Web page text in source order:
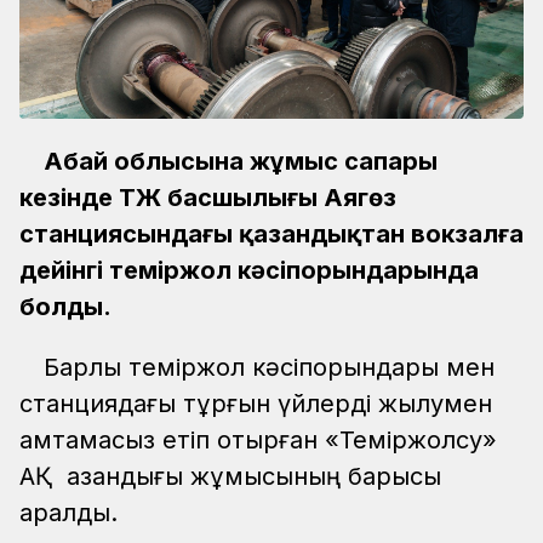
Абай облысына жұмыс сапары
кезінде ҚТЖ басшылығы Аягөз
станциясындағы қазандықтан вокзалға
дейінгі теміржол кәсіпорындарында
болды.
Барлық теміржол кәсіпорындары мен
станциядағы тұрғын үйлерді жылумен
қамтамасыз етіп отырған «Теміржолсу»
АҚ қазандығы жұмысының барысы
қаралды.